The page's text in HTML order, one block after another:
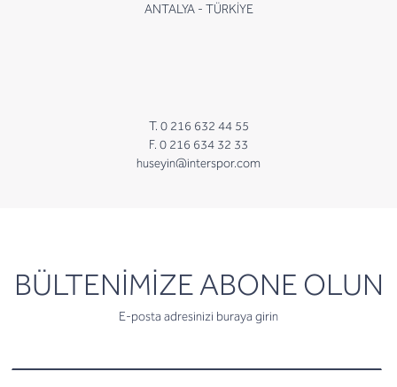
ANTALYA - TÜRKİYE
T. 0 216 632 44 55
F. 0 216 634 32 33
huseyin@interspor.com
BÜLTENİMİZE ABONE OLUN
E-posta adresinizi buraya girin
newsletter